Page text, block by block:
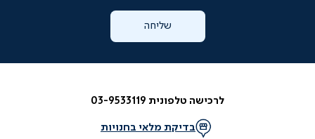
שליחה
לרכישה טלפונית 03-9533119
בדיקת מלאי בחנויות